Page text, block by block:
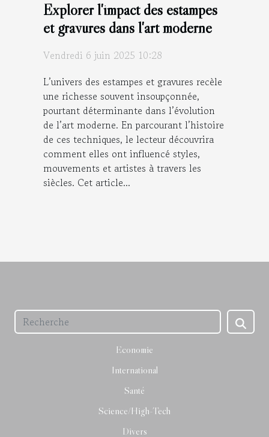
Explorer l'impact des estampes
et gravures dans l'art moderne
Vendredi 6 juin 2025 10:28
L’univers des estampes et gravures recèle
une richesse souvent insoupçonnée,
pourtant déterminante dans l’évolution
de l’art moderne. En parcourant l’histoire
de ces techniques, le lecteur découvrira
comment elles ont influencé styles,
mouvements et artistes à travers les
siècles. Cet article...
Economie
International
Santé
Science/High-Tech
Divers